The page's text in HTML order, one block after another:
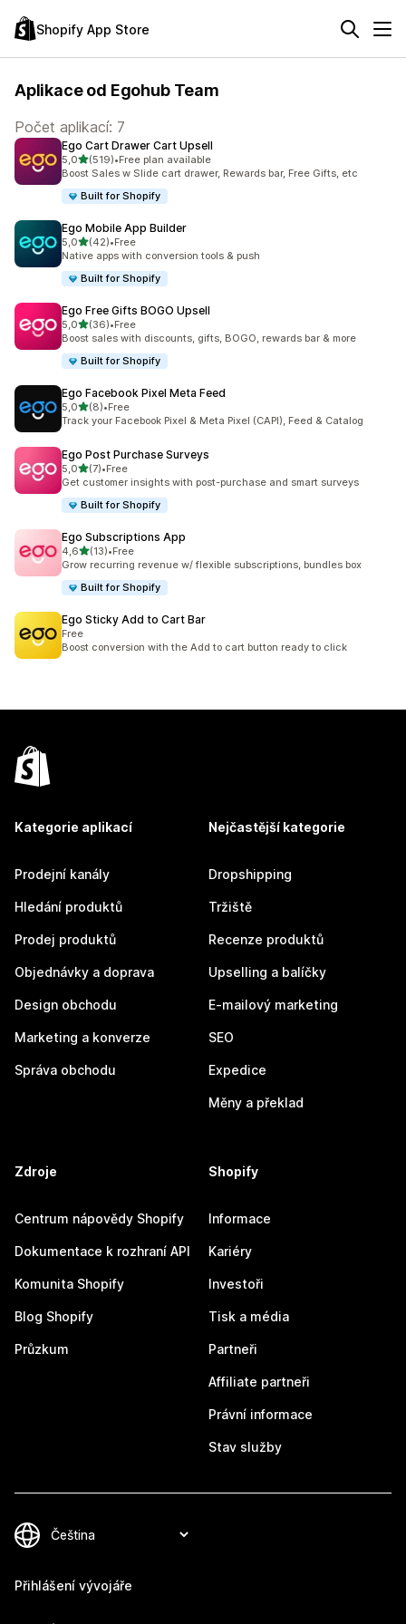
Shopify App Store
Aplikace od Egohub Team
Počet aplikací: 7
Ego Cart Drawer Cart Upsell
5,0z 5 hvězd
(519)
Celkový počet recenzí: 519
•Free plan available
Boost Sales w Slide cart drawer, Rewards bar, Free Gifts, etc
Built for Shopify
Ego Mobile App Builder
5,0z 5 hvězd
(42)
Celkový počet recenzí: 42
•Free
Native apps with conversion tools & push
Built for Shopify
Ego Free Gifts BOGO Upsell
5,0z 5 hvězd
(36)
Celkový počet recenzí: 36
•Free
Boost sales with discounts, gifts, BOGO, rewards bar & more
Built for Shopify
Ego Facebook Pixel Meta Feed
5,0z 5 hvězd
(8)
Celkový počet recenzí: 8
•Free
Track your Facebook Pixel & Meta Pixel (CAPI), Feed & Catalog
Ego Post Purchase Surveys
5,0z 5 hvězd
(7)
Celkový počet recenzí: 7
•Free
Get customer insights with post-purchase and smart surveys
Built for Shopify
Ego Subscriptions App
4,6z 5 hvězd
(13)
Celkový počet recenzí: 13
•Free
Grow recurring revenue w/ flexible subscriptions, bundles box
Built for Shopify
Ego Sticky Add to Cart Bar
Free
Boost conversion with the Add to cart button ready to click
Kategorie aplikací
Prodejní kanály
Hledání produktů
Prodej produktů
Objednávky a doprava
Design obchodu
Marketing a konverze
Správa obchodu
Nejčastější kategorie
Dropshipping
Tržiště
Recenze produktů
Upselling a balíčky
E-mailový marketing
SEO
Expedice
Měny a překlad
Zdroje
Centrum nápovědy Shopify
Dokumentace k rozhraní API
Komunita Shopify
Blog Shopify
Průzkum
Shopify
Informace
Kariéry
Investoři
Tisk a média
Partneři
Affiliate partneři
Právní informace
Stav služby
Přihlášení vývojáře